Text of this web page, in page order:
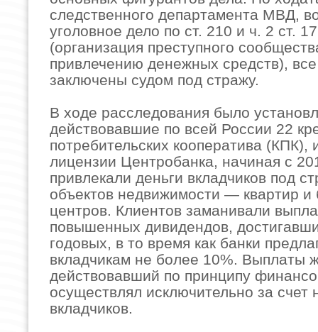
следственного департамента МВД,
уголовное дело по ст. 210 и ч. 2 ст.
(организация преступного
привлечению денежных средств),
заключены судом под стражу.
В ходе расследования было
действовавшие по всей России 22
потребительских кооператива (КПК),
лицензии Центробанка, начиная с
привлекали деньги вкладчиков под
объектов недвижимости — квартир и
центров. Клиентов заманивали
повышенных дивидендов,
годовых, в то время как банки
вкладчикам не более 10%. Выплаты
действовавший по принципу
осуществлял исключительно за счет
вкладчиков.